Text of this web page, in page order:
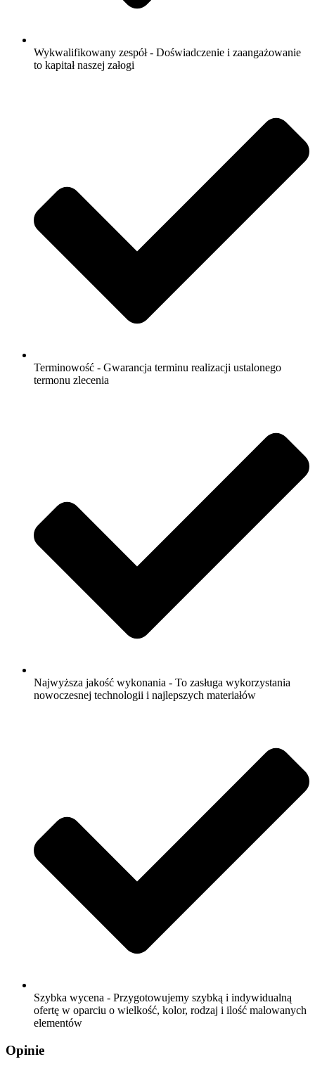
Wykwalifikowany zespół - Doświadczenie i zaangażowanie
to kapitał naszej załogi
Terminowość - Gwarancja terminu realizacji ustalonego
termonu zlecenia
Najwyższa jakość wykonania - To zasługa wykorzystania
nowoczesnej technologii i najlepszych materiałów
Szybka wycena - Przygotowujemy szybką i indywidualną
ofertę w oparciu o wielkość, kolor, rodzaj i ilość malowanych
elementów
Opinie